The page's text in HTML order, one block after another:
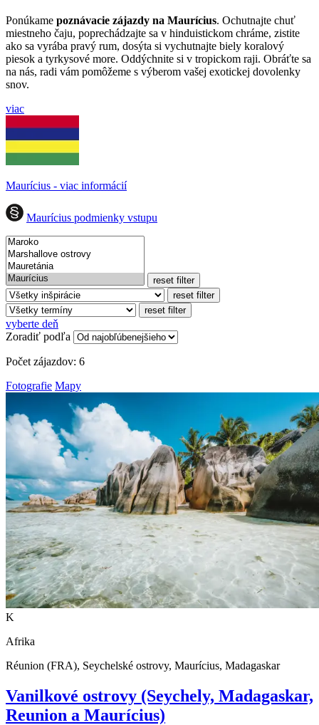
Ponúkame poznávacie zájazdy na Maurícius. Ochutnajte chuť
miestneho čaju, poprechádzajte sa v hinduistickom chráme, zistite
ako sa vyrába pravý rum, dosýta si vychutnajte biely koralový
piesok a tyrkysové more. Oddýchnite si v tropickom raji. Obráťte sa
na nás, radi vám pomôžeme s výberom vašej exotickej dovolenky
snov.
viac
Maurícius - viac informácií
Maurícius podmienky vstupu
reset filter
reset filter
reset filter
vyberte deň
Zoradiť podľa
Počet zájazdov: 6
Fotografie Mapy
K
Afrika
Réunion (FRA), Seychelské ostrovy, Maurícius, Madagaskar
Vanilkové ostrovy (Seychely, Madagaskar,
Reunion a Maurícius)